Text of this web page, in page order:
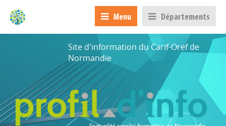
Menu Départements
Site d'information du Carif-Oref de
Normandie